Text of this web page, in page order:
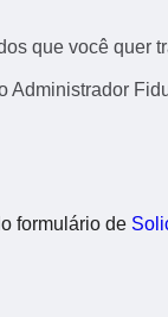
que você quer
Administrador
formulário de